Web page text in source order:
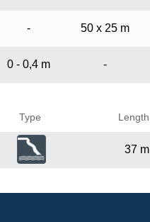
- 50 x 25 m
0 - 0,4 m -
Type Length
37 m